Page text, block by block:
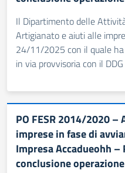
Il Dipartimento delle
Artigianato e aiuti alle
24/11/2025 con il quale
in via provvisoria con il
PO FESR 2014/2020
imprese in fase di
Impresa Accadueohh
conclusione operazione